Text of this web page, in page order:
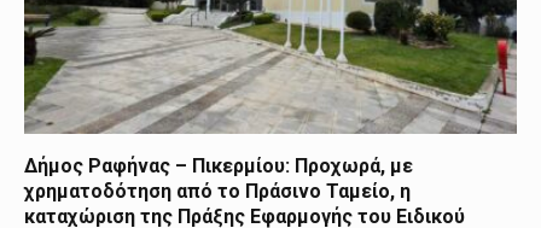
Δήμος Ραφήνας – Πικερμίου: Προχωρά, με
χρηματοδότηση από το Πράσινο Ταμείο, η
καταχώριση της Πράξης Εφαρμογής του Ειδικού